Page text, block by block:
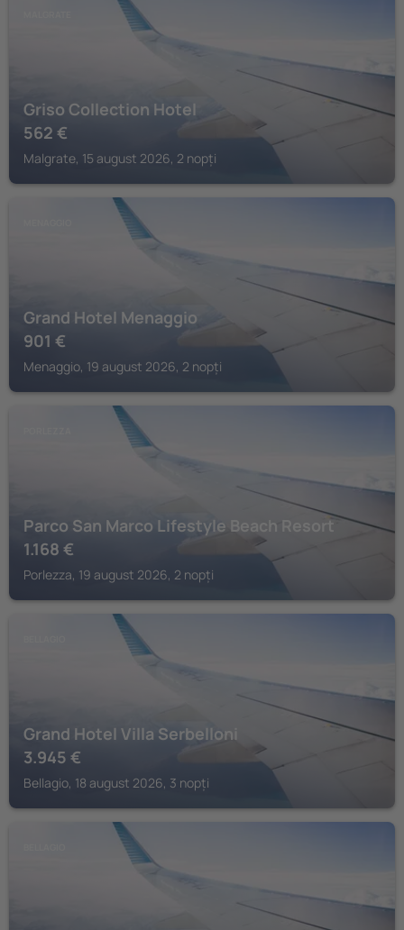
Griso Collection Hotel
562 €
Malgrate, 15 august 2026, 2 nopți
Grand Hotel Menaggio
901 €
Menaggio, 19 august 2026, 2 nopți
Parco San Marco Lifestyle Beach Resort
1.168 €
Porlezza, 19 august 2026, 2 nopți
Grand Hotel Villa Serbelloni
3.945 €
Bellagio, 18 august 2026, 3 nopți